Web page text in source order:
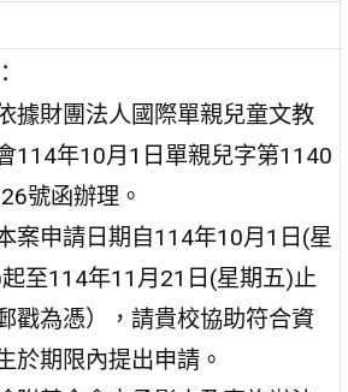
據財團法人國際單親兒童文教
114年10月1日單親兒字第1140
號函辦理。
案申請日期自114年10月1日(星
至114年11月21日(星期五)止
郵戳為憑），請貴校協助符合資
於期限內提出申請。